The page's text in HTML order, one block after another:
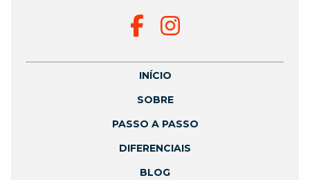
INÍCIO
SOBRE
PASSO A PASSO
DIFERENCIAIS
BLOG